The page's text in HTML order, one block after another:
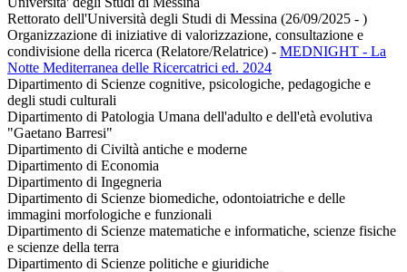
Rettorato dell'Università degli Studi di Messina (26/09/2025 - )
Organizzazione di iniziative di valorizzazione, consultazione e
condivisione della ricerca (Relatore/Relatrice) - MEDNIGHT - La
Notte Mediterranea delle Ricercatrici ed. 2024
Dipartimento di Scienze cognitive, psicologiche, pedagogiche e
degli studi culturali
Dipartimento di Patologia Umana dell'adulto e dell'età evolutiva
"Gaetano Barresi"
Dipartimento di Civiltà antiche e moderne
Dipartimento di Economia
Dipartimento di Ingegneria
Dipartimento di Scienze biomediche, odontoiatriche e delle
immagini morfologiche e funzionali
Dipartimento di Scienze matematiche e informatiche, scienze fisiche
e scienze della terra
Dipartimento di Scienze politiche e giuridiche